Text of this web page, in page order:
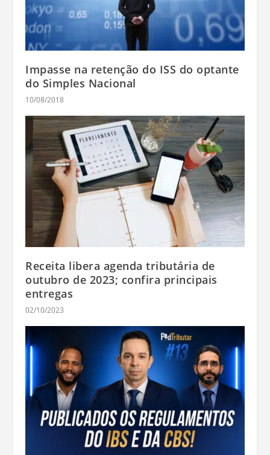
Impasse na retenção do ISS do optante
do Simples Nacional
10/08/2018
Receita libera agenda tributária de
outubro de 2023; confira principais
entregas
02/10/2023